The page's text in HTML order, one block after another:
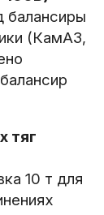
балансиры
(КамАЗ,
тяг
10 т для